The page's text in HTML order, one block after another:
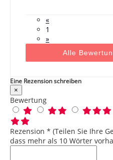
«
1
»
Alle
Eine Rezension schreiben
×
Bewertung
Rezension * (Teilen Sie Ihre
dass mehr als 10 Wörter